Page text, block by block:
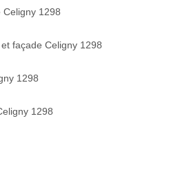
1298
façade Celigny 1298
1298
1298